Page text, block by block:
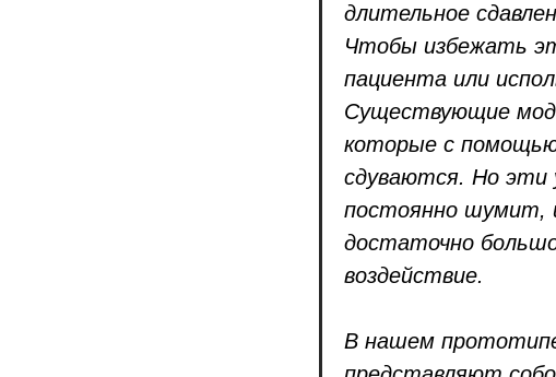
длительное
Чтобы избежать
пациента или
Существующие
которые с
сдуваются. Но эти
постоянно шумит,
достаточно
воздействие.
В нашем